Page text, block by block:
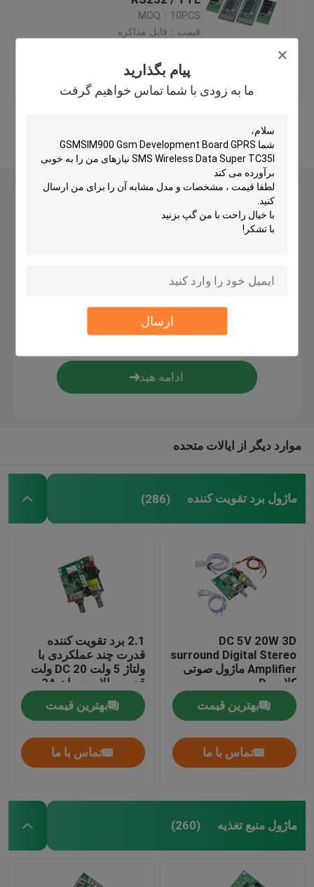
پیام بگذارید
ما به زودی با شما تماس خواهیم گرفت
ارسال
ماژول منبع تغذیه
ماژول صوتی بلوتوث
برد محافظ باتری BMS
آمپلی فایر خانگی
پخش کننده خودرو
آمپرمتر دیجیتال ولت متر
ابزار تستر
هیئت توسعه
MOQ：10PCS
قیمت：قابل مذاکره
بهترین قیمت
بیشتر ببینید
پیام بگذارید
ما به زودی با شما تماس خواهیم گرفت
موارد دیگر از ایالات متحده
ماژول برد تقویت کننده (286)
DC 5V 20W 3D
surround Digital Stereo
Amplifier ماژول صوتی
کلاس D
بهترین قیمت
تماس با ما
2.1 برد تقویت کننده
قدرت چند عملکردی با
ولتاژ 5 ولت DC 20 ولت
قدرت بالا و جریان 3A
برای بهبود عملکرد صوتی
بهترین قیمت
تماس با ما
ماژول منبع تغذیه (260)